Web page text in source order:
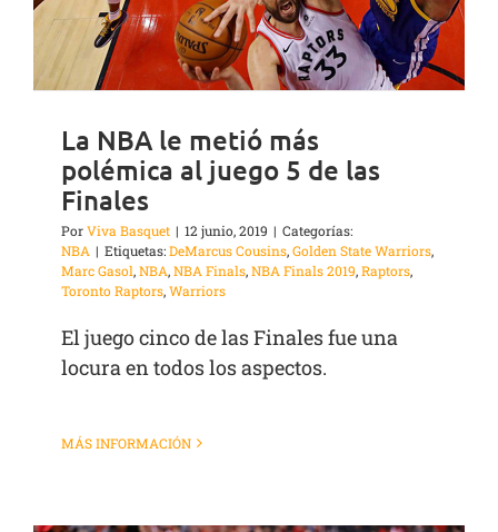
La NBA le metió más
polémica al juego 5 de las
Finales
PorViva Basquet | 12 junio, 2019 | Categorías:
NBA | Etiquetas:DeMarcus Cousins,Golden State Warriors,
Marc Gasol,NBA,NBA Finals,NBA Finals 2019,Raptors,
Toronto Raptors,Warriors
El juego cinco de las Finales fue una
locura en todos los aspectos.
MÁS INFORMACIÓN